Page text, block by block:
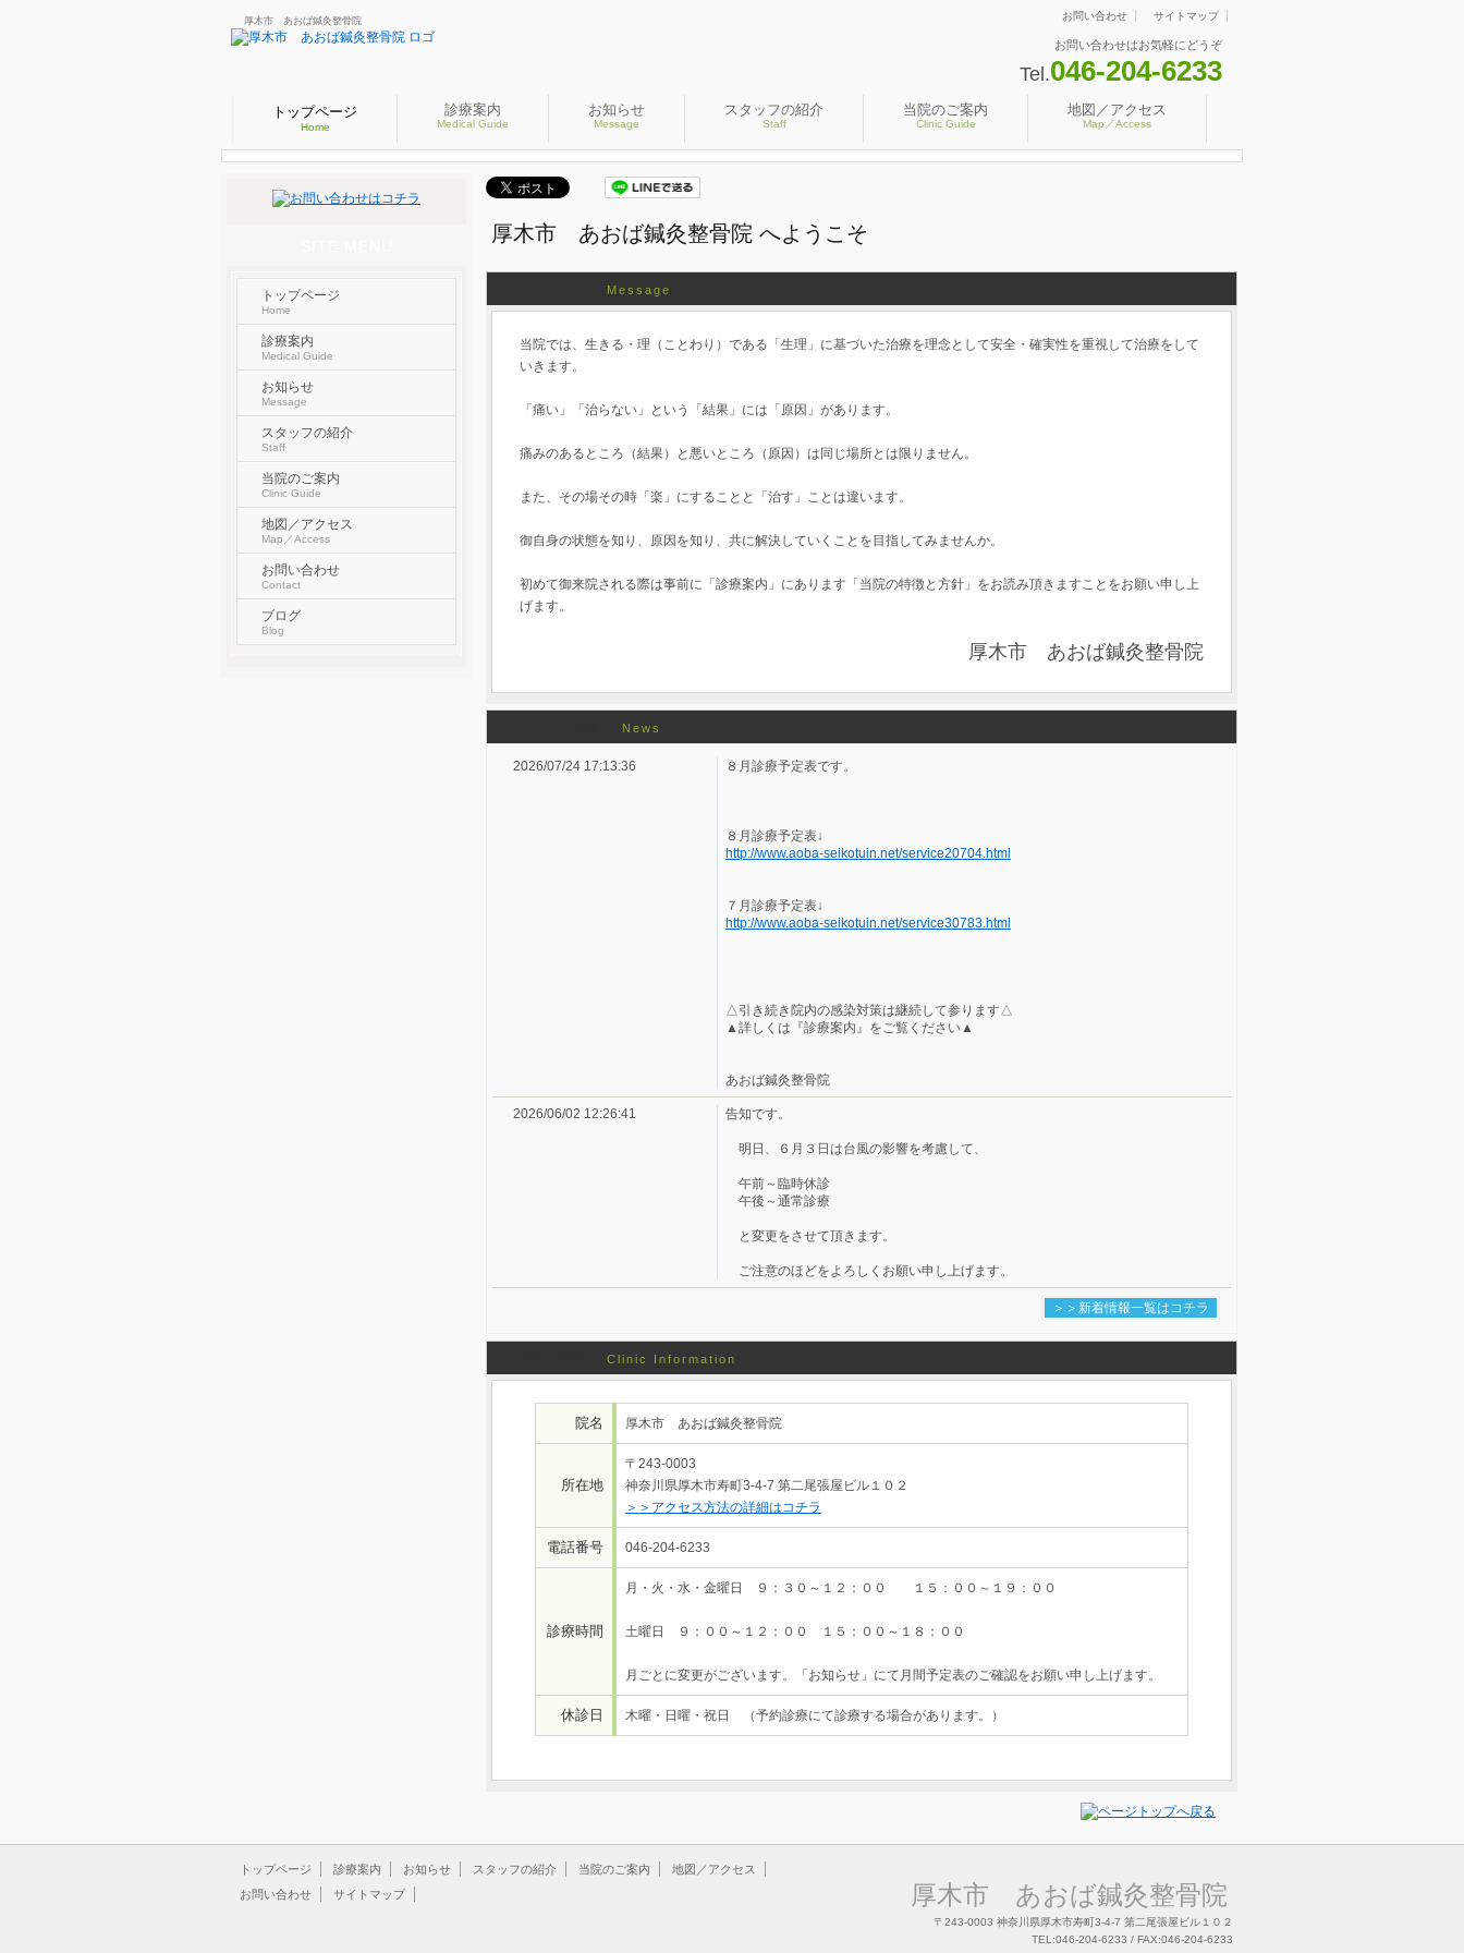
厚木市 あおば鍼灸整骨院
お問い合わせはお気軽にどうぞ
Tel.046-204-6233
お問い合わせ サイトマップ
トップページ
Home
診療案内
Medical Guide
お知らせ
Message
スタッフの紹介
Staff
当院のご案内
Clinic Guide
地図／アクセス
Map／Access
厚木市 あおば鍼灸整骨院 へようこそ
Message
当院では、生きる・理（ことわり）である「生理」に基づいた治療を理念として安全・確実性を重視して治療をして
いきます。
「痛い」「治らない」という「結果」には「原因」があります。
痛みのあるところ（結果）と悪いところ（原因）は同じ場所とは限りません。
また、その場その時「楽」にすることと「治す」ことは違います。
御自身の状態を知り、原因を知り、共に解決していくことを目指してみませんか。
初めて御来院される際は事前に「診療案内」にあります「当院の特徴と方針」をお読み頂きますことをお願い申し上
げます。
厚木市 あおば鍼灸整骨院
News
2026/07/24 17:13:36 ８月診療予定表です。
８月診療予定表↓
http://www.aoba-seikotuin.net/service20704.html
７月診療予定表↓
http://www.aoba-seikotuin.net/service30783.html
△引き続き院内の感染対策は継続して参ります△
▲詳しくは『診療案内』をご覧ください▲
あおば鍼灸整骨院
2026/06/02 12:26:41 告知です。
明日、６月３日は台風の影響を考慮して、
午前～臨時休診
午後～通常診療
と変更をさせて頂きます。
ご注意のほどをよろしくお願い申し上げます。
＞＞新着情報一覧はコチラ
Clinic Information
院名 厚木市 あおば鍼灸整骨院
所在地
〒243-0003
神奈川県厚木市寿町3-4-7 第二尾張屋ビル１０２
＞＞アクセス方法の詳細はコチラ
電話番号 046-204-6233
診療時間
月・火・水・金曜日 ９：３０～１２：００ １５：００～１９：００
土曜日 ９：００～１２：００ １５：００～１８：００
月ごとに変更がございます。「お知らせ」にて月間予定表のご確認をお願い申し上げます。
休診日 木曜・日曜・祝日 （予約診療にて診療する場合があります。）
トップページ
Home
診療案内
Medical Guide
お知らせ
Message
スタッフの紹介
Staff
当院のご案内
Clinic Guide
地図／アクセス
Map／Access
お問い合わせ
Contact
ブログ
Blog
トップページ 診療案内 お知らせ スタッフの紹介 当院のご案内
地図／アクセス
お問い合わせ
サイトマップ 厚木市 あおば鍼灸整骨院
〒243-0003 神奈川県厚木市寿町3-4-7 第二尾張屋ビル１０２
TEL:046-204-6233 / FAX:046-204-6233